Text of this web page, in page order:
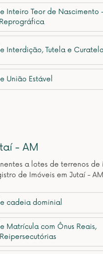
Inteiro Teor de Nascimento
Interdição, Tutela e
União Estável
- AM
a lotes de terrenos
de Imóveis em Jutaí -
cadeia dominial
Matrícula com Ônus Reais,